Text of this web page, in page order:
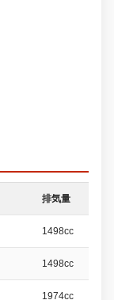
排気量
1498cc
1498cc
1974cc